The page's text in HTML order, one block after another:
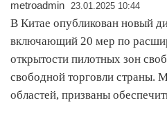
metroadmin 23.01.2025 10:44
В Китае опубликован новый
включающий 20 мер по
открытости пилотных зон
свободной торговли страны.
областей, призваны